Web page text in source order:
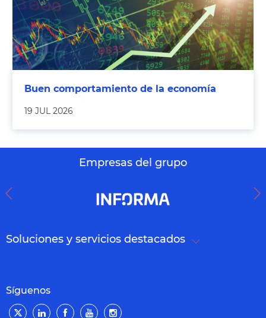
Buen comportamiento de la economía
19 JUL 2026
Empresas del grupo
Soluciones y servicios destacados
Síguenos